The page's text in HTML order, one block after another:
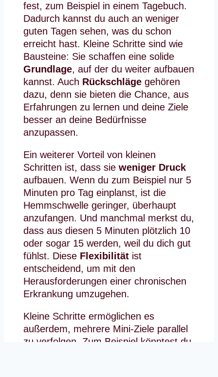
fest, zum Beispiel in einem Tagebuch.
Dadurch kannst du auch an weniger
guten Tagen sehen, was du schon
erreicht hast. Kleine Schritte sind wie
Bausteine: Sie schaffen eine solide
Grundlage, auf der du weiter aufbauen
kannst. Auch Rückschläge gehören
dazu, denn sie bieten die Chance, aus
Erfahrungen zu lernen und deine Ziele
besser an deine Bedürfnisse
anzupassen.
Ein weiterer Vorteil von kleinen
Schritten ist, dass sie weniger Druck
aufbauen. Wenn du zum Beispiel nur 5
Minuten pro Tag einplanst, ist die
Hemmschwelle geringer, überhaupt
anzufangen. Und manchmal merkst du,
dass aus diesen 5 Minuten plötzlich 10
oder sogar 15 werden, weil du dich gut
fühlst. Diese Flexibilität ist
entscheidend, um mit den
Herausforderungen einer chronischen
Erkrankung umzugehen.
Kleine Schritte ermöglichen es
außerdem, mehrere Mini-Ziele parallel
zu verfolgen. Zum Beispiel könntest du